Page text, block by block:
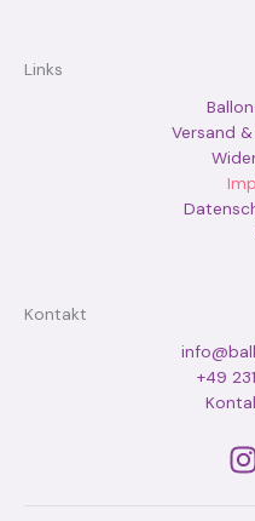
Links
Versand
Kontakt
+49